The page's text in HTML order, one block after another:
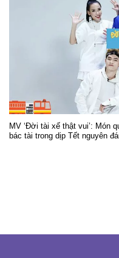
MV ‘Đời tài xế thật vui’: Món
bác tài trong dịp Tết nguyên